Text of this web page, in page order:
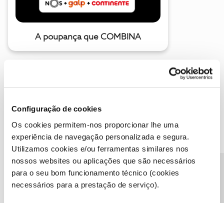
Configuração de cookies
Os cookies permitem-nos proporcionar lhe uma
experiência de navegação personalizada e segura.
Utilizamos cookies e/ou ferramentas similares nos
nossos websites ou aplicações que são necessários
para o seu bom funcionamento técnico (cookies
necessários para a prestação de serviço).
A poupança que COMBINA
Descubra as novidades de julho